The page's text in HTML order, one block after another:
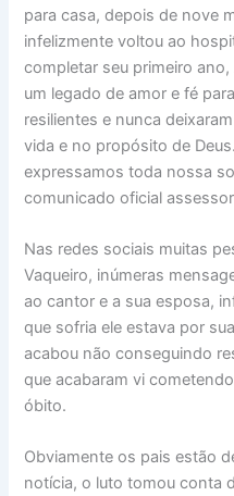
para casa, depois de nove
infelizmente voltou ao
completar seu primeiro
um legado de amor e fé
resilientes e nunca
vida e no propósito de
expressamos toda nossa
comunicado oficial
Nas redes sociais muitas
Vaqueiro, inúmeras
ao cantor e a sua esposa,
que sofria ele estava por
acabou não conseguindo
que acabaram vi
óbito.
Obviamente os pais estão
notícia, o luto tomou conta